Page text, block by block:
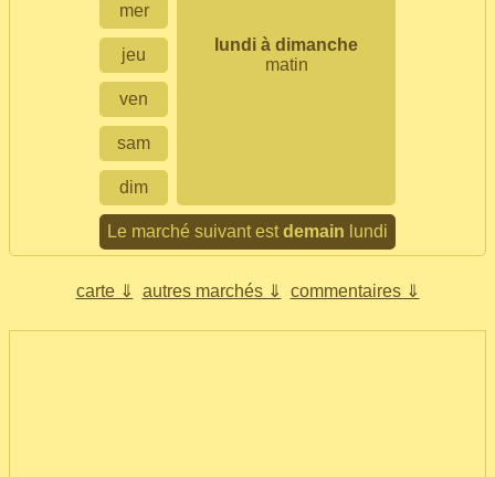
lundi à dimanche
matin
mer
jeu
ven
sam
dim
Le marché suivant estdemain lundi
carte ⇓ autres marchés ⇓ commentaires ⇓